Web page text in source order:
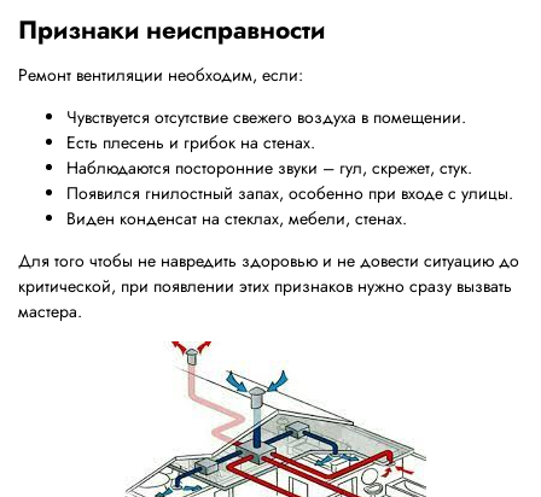
Признаки неисправности
Ремонт вентиляции необходим, если:
Чувствуется отсутствие свежего воздуха в помещении.
Есть плесень и грибок на стенах.
Наблюдаются посторонние звуки – гул, скрежет, стук.
Появился гнилостный запах, особенно при входе с улицы.
Виден конденсат на стеклах, мебели, стенах.
Для того чтобы не навредить здоровью и не довести ситуацию до
критической, при появлении этих признаков нужно сразу вызвать
мастера.